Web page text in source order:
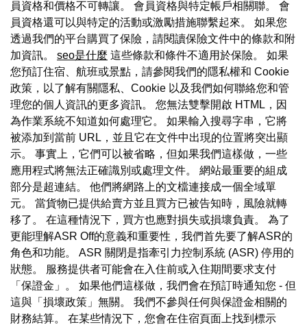
員資格和價格不可轉讓。 會員資格與特定帳戶相關聯。 會
員資格還可以與特定的活動或激勵措施聯繫起來。 如果您
透過我們的平台購買了保險，請閱讀保險文件中的條款和附
加資訊。 seo是什麼 這些條款和條件不適用於保險。 如果
您預訂住宿、航班或景點，請參閱我們的隱私權和 Cookie
政策，以了解有關隱私、Cookie 以及我們如何聯絡您和管
理您的個人資訊的更多資訊。 您無法雙擊開啟 HTML，因
為作業系統不知道如何處理它。 如果輸入搜尋字串，它將
被添加到當前 URL，並且它在文件中出現的位置將突出顯
示。 事實上，它們可以被省略，但如果我們這樣做，一些
應用程式將無法正確識別或處理文件。 網站最重要的組成
部分是超連結。 他們將網路上的文檔連接成一個全域單
元。 當貨物已提供給賣方並且買方已被告知時，風險就轉
移了。 在這種情況下，買方也應對損失或損壞負責。 為了
更能理解ASR Off的意義和重要性，我們首先要了解ASR的
角色和功能。 ASR 關閉是指牽引力控制系統 (ASR) 停用的
狀態。 服務提供者可能會在入住前或入住期間要求支付
「保證金」。 如果他們這樣做，我們會在預訂時通知您 - 但
這與「損壞政策」無關。 我們不參與任何與保證金相關的
財務結算。 在某些情況下，您會在住宿頁面上找到標示